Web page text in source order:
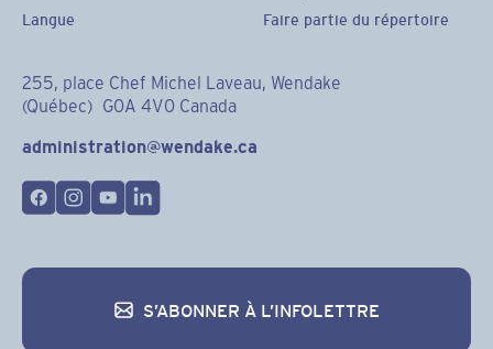
255, place Chef Michel Laveau, Wendake
(Québec) G0A 4V0 Canada
administration@wendake.ca
Langue
Faire partie du répertoire
S’ABONNER À L’INFOLETTRE
S’abonner à l’infolettre